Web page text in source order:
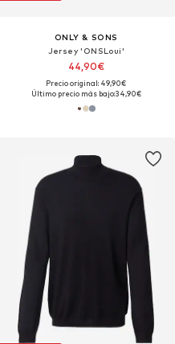
ONLY & SONS
Jersey 'ONSLoui'
44,90€
Precio original: 49,90€
Último precio más bajo:34,90€